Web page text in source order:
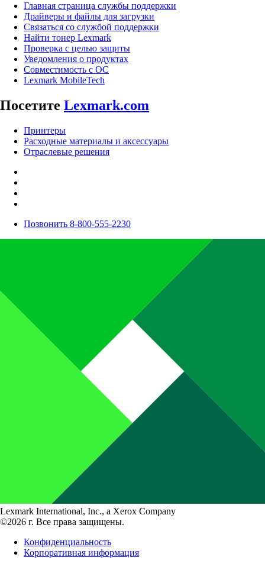
Главная страница службы поддержки
Драйверы и файлы для загрузки
Связаться со службой поддержки
Найти тонер Lexmark
Проверка с целью защиты
Уведомления о продуктах
Совместимость с ОС
Lexmark MobileTech
Посетите Lexmark.com
Принтеры
Расходные материалы и аксессуары
Отраслевые решения
Позвонить 8-800-555-2230
Lexmark International, Inc., a Xerox Company
©2026 г. Все права защищены.
Конфиденциальность
Корпоративная информация